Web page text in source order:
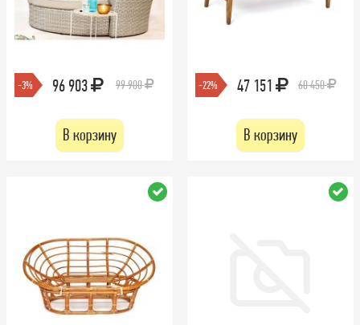
-3% 96 903 99 900
В корзину
-22% 47 151 60 450
В корзину